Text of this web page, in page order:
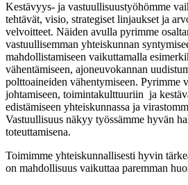
Kestävyys- ja vastuullisuustyöhömme
tehtävät, visio, strategiset linjaukset ja
velvoitteet. Näiden avulla pyrimme
vastuullisemman yhteiskunnan
mahdollistamiseen vaikuttamalla
vähentämiseen, ajoneuvokannan
polttoaineiden vähentymiseen. Pyrimme
johtamiseen, toimintakulttuuriin ja
edistämiseen yhteiskunnassa ja
Vastuullisuus näkyy työssämme hyvän
toteuttamisena.
Toimimme yhteiskunnallisesti hyvin
on mahdollisuus vaikuttaa paremman